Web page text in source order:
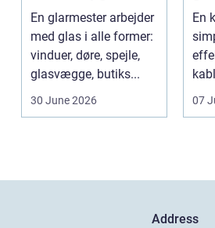
En glarmester arbejder
med glas i alle former:
vinduer, døre, spejle,
glasvægge, butiks...
30 June 2026
En
07
Address